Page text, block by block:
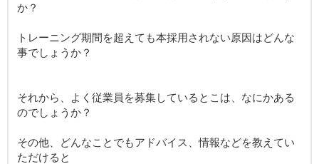
か？
トレーニング期間を超えても本採用されない原因はどんな
事でしょうか？
それから、よく従業員を募集しているとこは、なにかある
のでしょうか？
その他、どんなことでもアドバイス、情報などを教えてい
ただけると